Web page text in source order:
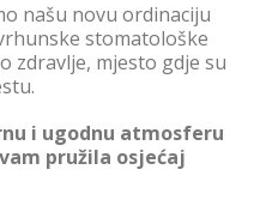
našu novu ordinaciju
stomatološke
zdravlje, mjesto gdje su
i ugodnu atmosferu
pružila osjećaj